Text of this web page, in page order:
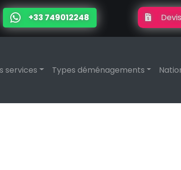
+33 749012248
services Types déménagements